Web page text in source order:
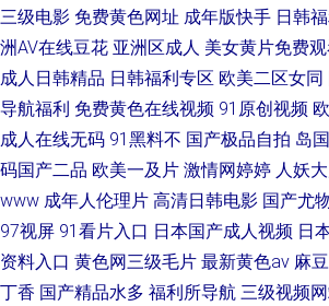
三级电影 免费黄色网址 成年版快手 日韩
洲AV在线豆花 亚洲区成人 美女黄片免费
成人日韩精品 日韩福利专区 欧美二区女同
导航福利 免费黄色在线视频 91原创视频
成人在线无码 91黑料不 国产极品自拍 岛
码国产二品 欧美一及片 激情网婷婷 人妖
www 成年人伦理片 高清日韩电影 国产尤
97视屏 91看片入口 日本国产成人视频 日
资料入口 黄色网三级毛片 最新黄色av 麻
丁香 国产精品水多 福利所导航 三级视频